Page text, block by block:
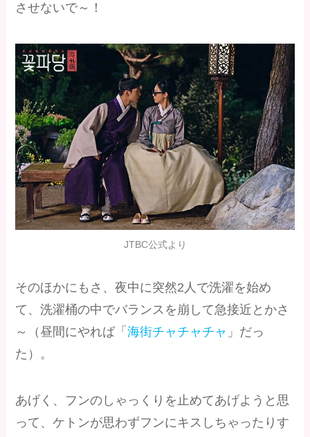
させないで～！
JTBC公式より
そのほかにもさ、夜中に突然2人で洗濯を始め
て、洗濯桶の中でバランスを崩して急接近とかさ
～（昼間にやれば「海街チャチャチャ 」だっ
た）。
あげく、フンのしゃっくりを止めてあげようと思
って、ケトンが思わずフンにキスしちゃったりす